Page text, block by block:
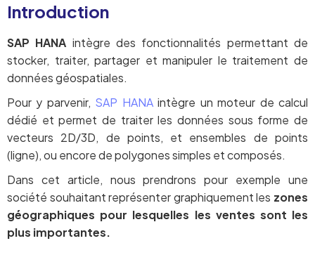
Introduction
SAP HANA intègre des fonctionnalités permettant de
stocker, traiter, partager et manipuler le traitement de
données géospatiales.
Pour y parvenir, SAP HANAintègre un moteur de calcul
dédié et permet de traiter les données sous forme de
vecteurs 2D/3D, de points, et ensembles de points
(ligne), ou encore de polygones simples et composés.
Dans cet article, nous prendrons pour exemple une
société souhaitant représenter graphiquement les zones
géographiques pour lesquelles les ventes sont les
plus importantes.